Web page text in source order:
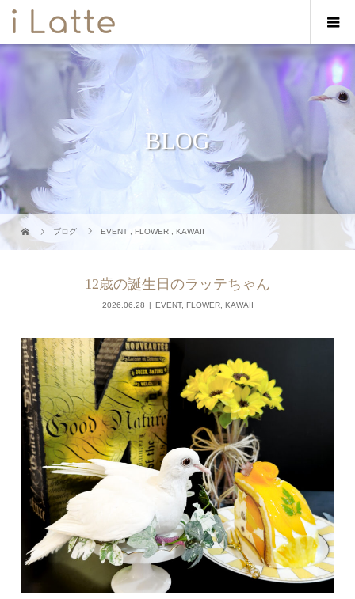
BLOG
ブログ EVENT ,FLOWER ,KAWAII
12歳の誕生日のラッテちゃん
2026.06.28 EVENT, FLOWER, KAWAII